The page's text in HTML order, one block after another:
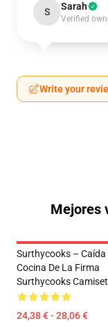
S Sarah
Verified
Write your
Mejores
Surthycooks – Caída
Cocina De La Firma
Surthycooks
24,38 € - 28,06 €